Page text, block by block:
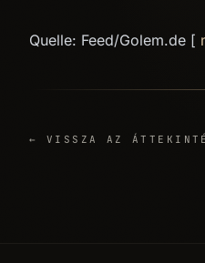
Quelle: Feed/Golem.de [
← VISSZA AZ